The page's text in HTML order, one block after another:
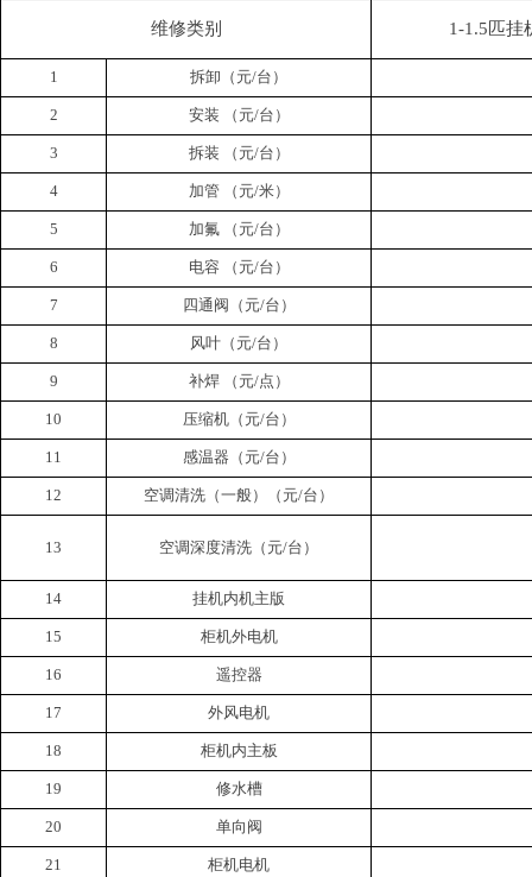
维修类别 1-1.5匹挂
1 拆卸（元/台）
2 安装 （元/台）
3 拆装 （元/台）
4 加管 （元/米）
5 加氟 （元/台）
6 电容 （元/台）
7 四通阀（元/台）
8 风叶（元/台）
9 补焊 （元/点）
10 压缩机（元/台）
11 感温器（元/台）
12 空调清洗（一般）（元/台）
13 空调深度清洗（元/台）
14 挂机内机主版
15 柜机外电机
16 遥控器
17 外风电机
18 柜机内主板
19 修水槽
20 单向阀
21 柜机电机